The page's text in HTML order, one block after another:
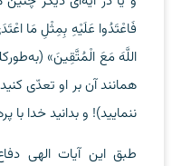
فَاعْتَدُوا عَلَيْهِ بِمِثْلِ مَا
اللَّهَ مَعَ الْمُتَّقِينَ»
همانند آن بر او تعدّی
ننمایید)! و بدانید خدا با
طبق این آیات الهی